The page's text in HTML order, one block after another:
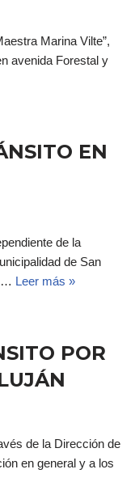
Marina Vilte”,
avenida Forestal y
EN
de la
de San
Leer más »
POR
de la Dirección de
en general y a los